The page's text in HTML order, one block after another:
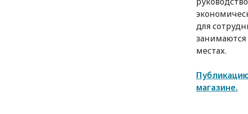
для
занимаются
местах.
магазине.